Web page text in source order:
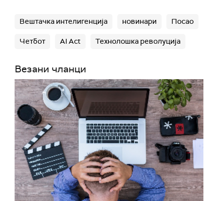
Вештачка интелигенција новинари Посао
Четбот AI Act Технолошка револуција
Везани чланци